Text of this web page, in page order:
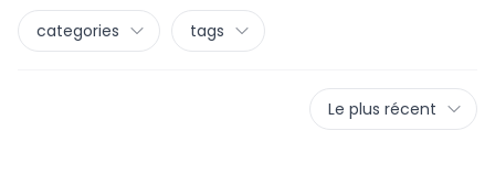
categories tags
Le plus récent